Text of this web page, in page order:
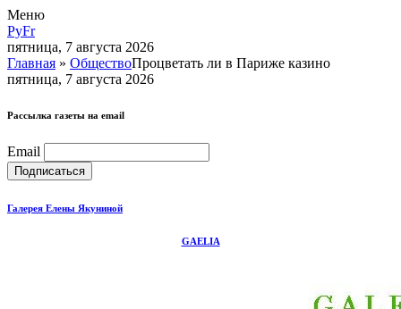
Меню
РуFr
пятница, 7 августа 2026
Главная » ОбществоПроцветать ли в Париже казино
пятница, 7 августа 2026
Рассылка газеты на email
Email
Галерея Елены Якуниной
GAELIA